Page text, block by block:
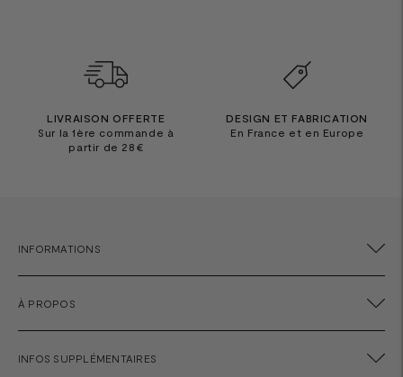
LIVRAISON OFFERTE
Sur la 1ère commande à
partir de 28€
DESIGN ET FABRICATION
En France et en Europe
INFORMATIONS
À PROPOS
INFOS SUPPLÉMENTAIRES